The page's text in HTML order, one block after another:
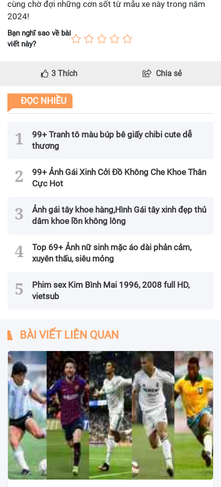
cùng chờ đợi những cơn sốt từ mẫu xe này trong năm
2024!
Bạn nghĩ sao về bài
viết này?
3 Thích Chia sẻ
ĐỌC NHIỀU
99+ Tranh tô màu búp bê giấy chibi cute dễ
thương
99+ Ảnh Gái Xinh Cởi Đồ Không Che Khoe Thân
Cực Hot
Ảnh gái tây khoe hàng,Hình Gái tây xinh đẹp thủ
dâm khoe lồn không lông
Top 69+ Ảnh nữ sinh mặc áo dài phản cảm,
xuyên thấu, siêu mỏng
Phim sex Kim Bình Mai 1996, 2008 full HD,
vietsub
BÀI VIẾT LIÊN QUAN